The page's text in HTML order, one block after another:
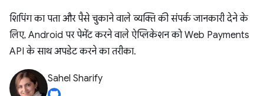
शिपिंग का पता और पैसे चुकाने वाले व्यक्ति की संपर्क जानकारी देने के
लिए, Android पर पेमेंट करने वाले ऐप्लिकेशन को Web Payments
API के साथ अपडेट करने का तरीका.
Sahel Sharify